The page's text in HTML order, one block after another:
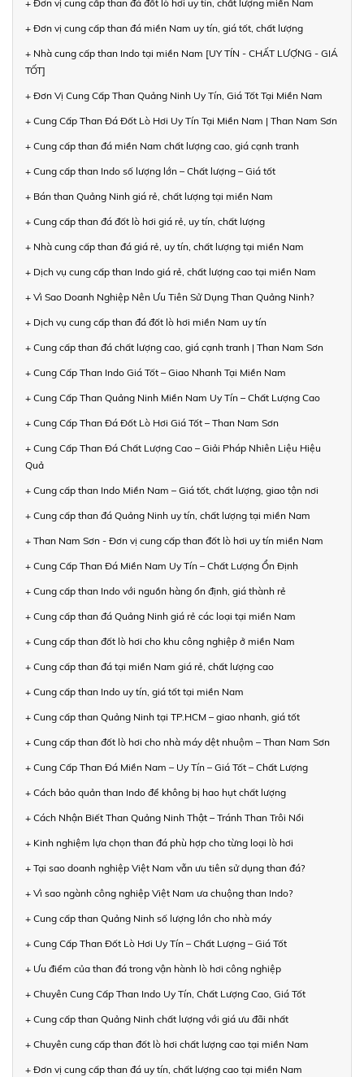
+ Đơn vị cung cấp than đá đốt lò hơi uy tín, chất lượng miền Nam
+ Đơn vị cung cấp than đá miền Nam uy tín, giá tốt, chất lượng
+ Nhà cung cấp than Indo tại miền Nam [UY TÍN - CHẤT LƯỢNG - GIÁ
TỐT]
+ Đơn Vị Cung Cấp Than Quảng Ninh Uy Tín, Giá Tốt Tại Miền Nam
+ Cung Cấp Than Đá Đốt Lò Hơi Uy Tín Tại Miền Nam | Than Nam Sơn
+ Cung cấp than đá miền Nam chất lượng cao, giá cạnh tranh
+ Cung cấp than Indo số lượng lớn – Chất lượng – Giá tốt
+ Bán than Quảng Ninh giá rẻ, chất lượng tại miền Nam
+ Cung cấp than đá đốt lò hơi giá rẻ, uy tín, chất lượng
+ Nhà cung cấp than đá giá rẻ, uy tín, chất lượng tại miền Nam
+ Dịch vụ cung cấp than Indo giá rẻ, chất lượng cao tại miền Nam
+ Vì Sao Doanh Nghiệp Nên Ưu Tiên Sử Dụng Than Quảng Ninh?
+ Dịch vụ cung cấp than đá đốt lò hơi miền Nam uy tín
+ Cung cấp than đá chất lượng cao, giá cạnh tranh | Than Nam Sơn
+ Cung Cấp Than Indo Giá Tốt – Giao Nhanh Tại Miền Nam
+ Cung Cấp Than Quảng Ninh Miền Nam Uy Tín – Chất Lượng Cao
+ Cung Cấp Than Đá Đốt Lò Hơi Giá Tốt – Than Nam Sơn
+ Cung Cấp Than Đá Chất Lượng Cao – Giải Pháp Nhiên Liệu Hiệu
Quả
+ Cung cấp than Indo Miền Nam – Giá tốt, chất lượng, giao tận nơi
+ Cung cấp than đá Quảng Ninh uy tín, chất lượng tại miền Nam
+ Than Nam Sơn - Đơn vị cung cấp than đốt lò hơi uy tín miền Nam
+ Cung Cấp Than Đá Miền Nam Uy Tín – Chất Lượng Ổn Định
+ Cung cấp than Indo với nguồn hàng ổn định, giá thành rẻ
+ Cung cấp than đá Quảng Ninh giá rẻ các loại tại miền Nam
+ Cung cấp than đốt lò hơi cho khu công nghiệp ở miền Nam
+ Cung cấp than đá tại miền Nam giá rẻ, chất lượng cao
+ Cung cấp than Indo uy tín, giá tốt tại miền Nam
+ Cung cấp than Quảng Ninh tại TP.HCM – giao nhanh, giá tốt
+ Cung cấp than đốt lò hơi cho nhà máy dệt nhuộm – Than Nam Sơn
+ Cung Cấp Than Đá Miền Nam – Uy Tín – Giá Tốt – Chất Lượng
+ Cách bảo quản than Indo để không bị hao hụt chất lượng
+ Cách Nhận Biết Than Quảng Ninh Thật – Tránh Than Trôi Nổi
+ Kinh nghiệm lựa chọn than đá phù hợp cho từng loại lò hơi
+ Tại sao doanh nghiệp Việt Nam vẫn ưu tiên sử dụng than đá?
+ Vì sao ngành công nghiệp Việt Nam ưa chuộng than Indo?
+ Cung cấp than Quảng Ninh số lượng lớn cho nhà máy
+ Cung Cấp Than Đốt Lò Hơi Uy Tín – Chất Lượng – Giá Tốt
+ Ưu điểm của than đá trong vận hành lò hơi công nghiệp
+ Chuyên Cung Cấp Than Indo Uy Tín, Chất Lượng Cao, Giá Tốt
+ Cung cấp than Quảng Ninh chất lượng với giá ưu đãi nhất
+ Chuyên cung cấp than đốt lò hơi chất lượng cao tại miền Nam
+ Đơn vị cung cấp than đá uy tín, chất lượng cao tại miền Nam